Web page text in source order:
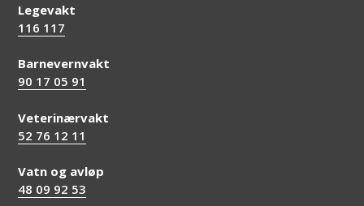
Legevakt
116 117
Barnevernvakt
90 17 05 91
Veterinærvakt
52 76 12 11
Vatn og avløp
48 09 92 53